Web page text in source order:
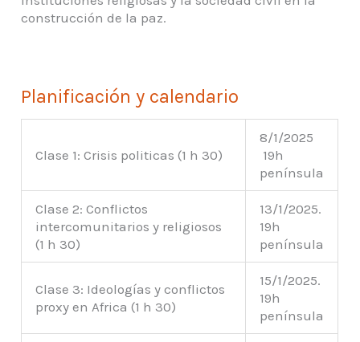
construcción de la paz.
Planificación y calendario
Clase 1: Crisis politicas (1 h 30)
8/1/2025
19h
península
Clase 2: Conflictos
intercomunitarios y religiosos
(1 h 30)
13/1/2025.
19h
península
Clase 3: Ideologías y conflictos
proxy en Africa (1 h 30)
15/1/2025.
19h
península